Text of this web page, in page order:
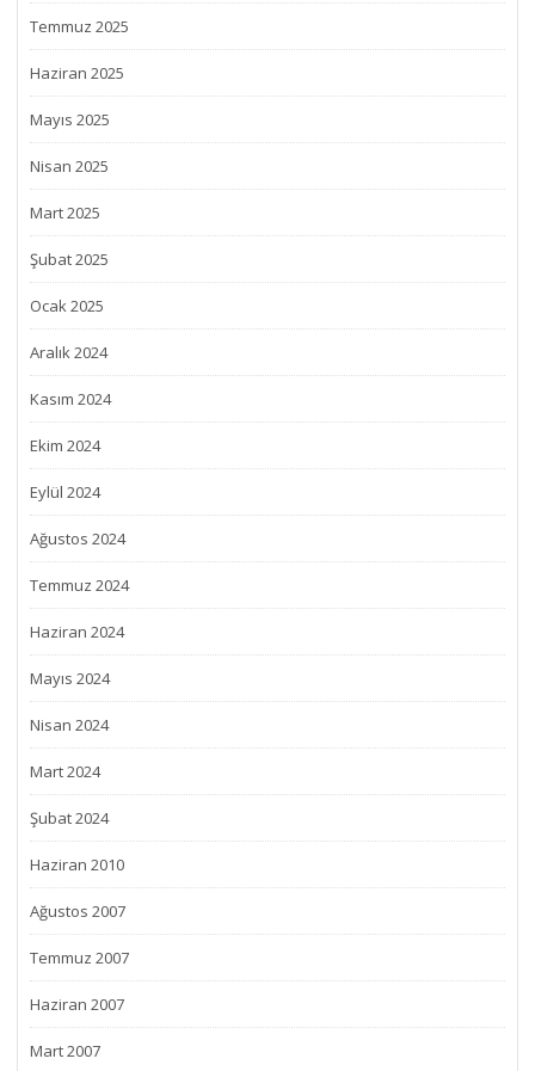
Temmuz 2025
Haziran 2025
Mayıs 2025
Nisan 2025
Mart 2025
Şubat 2025
Ocak 2025
Aralık 2024
Kasım 2024
Ekim 2024
Eylül 2024
Ağustos 2024
Temmuz 2024
Haziran 2024
Mayıs 2024
Nisan 2024
Mart 2024
Şubat 2024
Haziran 2010
Ağustos 2007
Temmuz 2007
Haziran 2007
Mart 2007